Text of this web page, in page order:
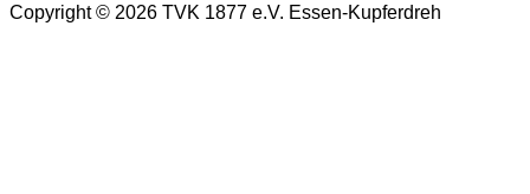
Copyright © 2026 TVK 1877 e.V. Essen-Kupferdreh